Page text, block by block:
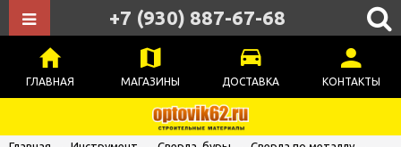
ГЛАВНАЯ МАГАЗИНЫ ДОСТАВКА КОНТАКТЫ
+7 (930) 887-67-68